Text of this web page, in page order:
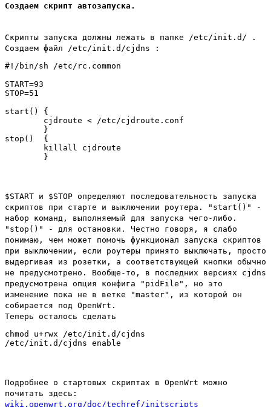
Создаем скрипт автозапуска.
Скрипты запуска должны лежать в папке /etc/init.d/ .
Создаем файл /etc/init.d/cjdns :
#!/bin/sh /etc/rc.common
START=93
STOP=51
start() {
        cjdroute < /etc/cjdroute.conf
        }
stop()  {
        killall cjdroute
$START и $STOP определяют последовательность запуска
скриптов при старте и выключении роутера. "start()" -
набор команд, выполняемый для запуска чего-либо.
"stop()" - для остановки. Честно говоря, я слабо
понимаю, чем может помочь функционал запуска скриптов
при выключении, если роутеры принято выключать, просто
выдергивая из розетки, а соответствующей кнопки обычно
не предусмотрено. Вообще-то, в последних версиях cjdns
предусмотрена опция конфига "pidFile", но это
изменение пока не в ветке "master", из которой он
собирается под OpenWrt.
Теперь осталось сделать
chmod u+rwx /etc/init.d/cjdns
Подробнее о стартовых скриптах в OpenWrt можно
почитать здесь:
wiki.openwrt.org/doc/techref/initscripts